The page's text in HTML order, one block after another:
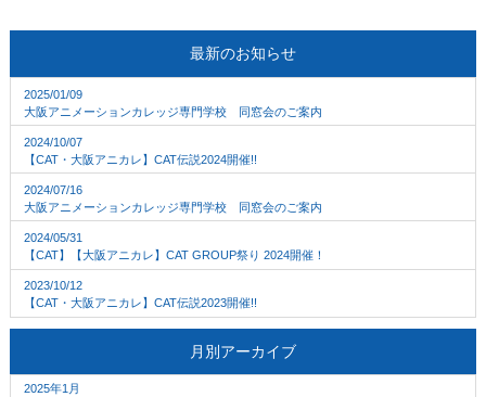
最新のお知らせ
2025/01/09
大阪アニメーションカレッジ専門学校 同窓会のご案内
2024/10/07
【CAT・大阪アニカレ】CAT伝説2024開催!!
2024/07/16
大阪アニメーションカレッジ専門学校 同窓会のご案内
2024/05/31
【CAT】【大阪アニカレ】CAT GROUP祭り 2024開催！
2023/10/12
【CAT・大阪アニカレ】CAT伝説2023開催!!
月別アーカイブ
2025年1月